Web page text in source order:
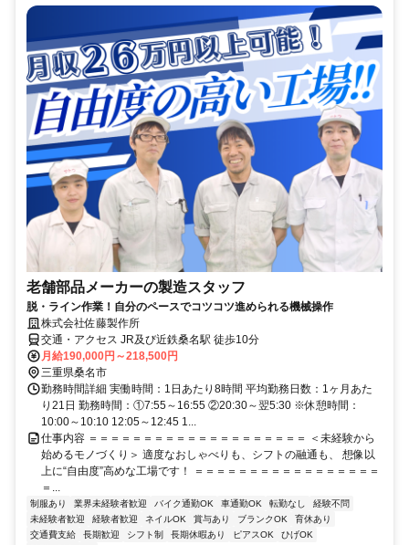
老舗部品メーカーの製造スタッフ
脱・ライン作業！自分のペースでコツコツ進められる機械操作
株式会社佐藤製作所
交通・アクセス JR及び近鉄桑名駅 徒歩10分
月給190,000円～218,500円
三重県桑名市
勤務時間詳細 実働時間：1日あたり8時間 平均勤務日数：1ヶ月あた
り21日 勤務時間：①7:55～16:55 ②20:30～翌5:30 ※休憩時間：
10:00～10:10 12:05～12:45 1...
仕事内容 ＝＝＝＝＝＝＝＝＝＝＝＝＝＝＝＝＝＝＝＝ ＜未経験から
始めるモノづくり＞ 適度なおしゃべりも、シフトの融通も、 想像以
上に“自由度”高めな工場です！ ＝＝＝＝＝＝＝＝＝＝＝＝＝＝＝＝＝
＝...
制服あり 業界未経験者歓迎 バイク通勤OK 車通勤OK 転勤なし
経験不問
未経験者歓迎
経験者歓迎 ネイルOK 賞与あり ブランクOK
育休あり
交通費支給
長期歓迎 シフト制 長期休暇あり ピアスOK
ひげOK